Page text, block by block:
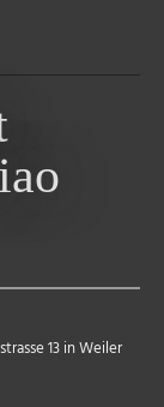
13 in Weiler